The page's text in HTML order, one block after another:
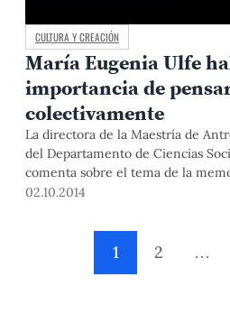
CULTURA Y CREACIÓN
María Eugenia Ulfe
importancia de
colectivamente
La directora de la Maestría de
del Departamento de Ciencias
comenta sobre el tema de la
en una nueva edición de "Aula
02.10.2014
1 2 …